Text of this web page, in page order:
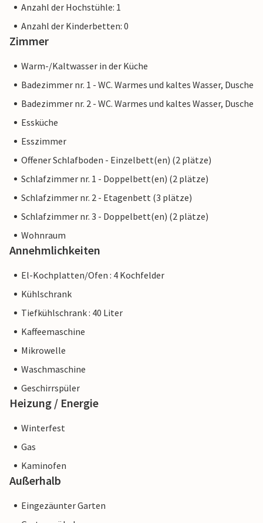
Anzahl der Hochstühle: 1
Anzahl der Kinderbetten: 0
Zimmer
Warm-/Kaltwasser in der Küche
Badezimmer nr. 1 - WC. Warmes und kaltes Wasser, Dusche
Badezimmer nr. 2 - WC. Warmes und kaltes Wasser, Dusche
Essküche
Esszimmer
Offener Schlafboden - Einzelbett(en) (2 plätze)
Schlafzimmer nr. 1 - Doppelbett(en) (2 plätze)
Schlafzimmer nr. 2 - Etagenbett (3 plätze)
Schlafzimmer nr. 3 - Doppelbett(en) (2 plätze)
Wohnraum
Annehmlichkeiten
El-Kochplatten/Ofen : 4 Kochfelder
Kühlschrank
Tiefkühlschrank : 40 Liter
Kaffeemaschine
Mikrowelle
Waschmaschine
Geschirrspüler
Heizung / Energie
Winterfest
Gas
Kaminofen
Außerhalb
Eingezäunter Garten